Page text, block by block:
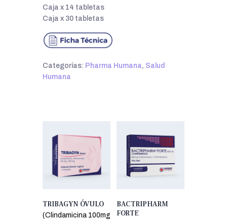
Caja x 14 tabletas
Caja x 30 tabletas
Categorías: Pharma Humana, Salud
Humana
TRIBAGYN ÓVULO
(Clindamicina 100mg
BACTRIPHARM
FORTE